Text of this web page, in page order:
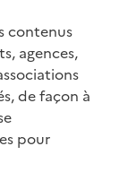
contenus
agences,
de façon à
pour